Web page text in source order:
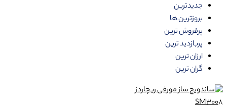
جدیدترین
بروزترین ها
پرفروش ترین
پربازدید ترین
ارزان ترین
گران ترین